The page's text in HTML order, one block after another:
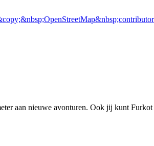
aan nieuwe avonturen. Ook jij kunt Furkot